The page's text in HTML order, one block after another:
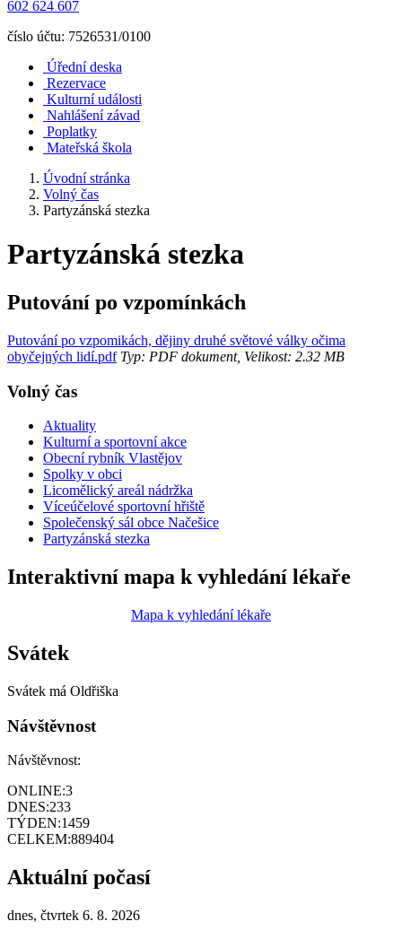
602 624 607
číslo účtu: 7526531/0100
Úřední deska
Rezervace
Kulturní události
Nahlášení závad
Poplatky
Mateřská škola
Úvodní stránka
Volný čas
Partyzánská stezka
Partyzánská stezka
Putování po vzpomínkách
Putování po vzpomikách, dějiny druhé světové války očima
obyčejných lidí.pdfTyp: PDF dokument, Velikost: 2.32 MB
Volný čas
Aktuality
Kulturní a sportovní akce
Obecní rybník Vlastějov
Spolky v obci
Licomělický areál nádržka
Víceúčelové sportovní hřiště
Společenský sál obce Načešice
Partyzánská stezka
Interaktivní mapa k vyhledání lékaře
Mapa k vyhledání lékaře
Svátek
Svátek má Oldřiška
Návštěvnost
Návštěvnost:
ONLINE:3
DNES:233
TÝDEN:1459
CELKEM:889404
Aktuální počasí
dnes, čtvrtek 6. 8. 2026